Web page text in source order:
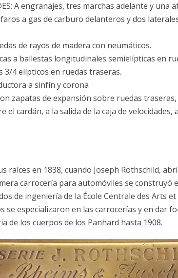
A engranajes, tres marchas adelante y una
a gas de carburo delanteros y dos
de rayos de madera con neumáticos.
a ballestas longitudinales semielípticas en
3/4 elípticos en ruedas traseras.
a sinfín y corona
zapatas de expansión sobre ruedas
el cardán, a la salida de la caja de velocidades,
raíces en 1838, cuando Joseph Rothschild,
carrocería para automóviles se construyó
de ingeniería de la École Centrale des Arts
se especializaron en las carrocerías y en dar
de los cuerpos de los Panhard hasta 1908.